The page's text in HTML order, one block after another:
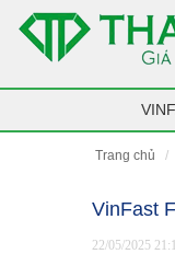
trang chủ
VinFast
22/05/2025